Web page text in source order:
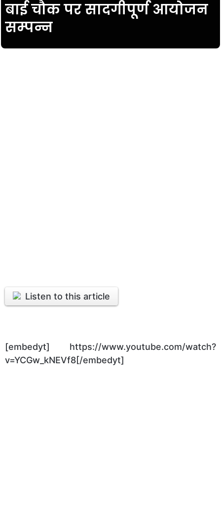
बाई चौक पर सादगीपूर्ण आयोजन
सम्पन्न
Listen to this article
[embedyt] https://www.youtube.com/watch?
v=YCGw_kNEVf8[/embedyt]